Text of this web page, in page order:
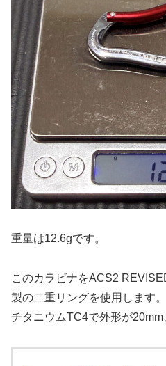
重量は12.6gです。
このカラビナをACS2
製の二重リングを使用します。
チタニウムTC4で外形が20mm